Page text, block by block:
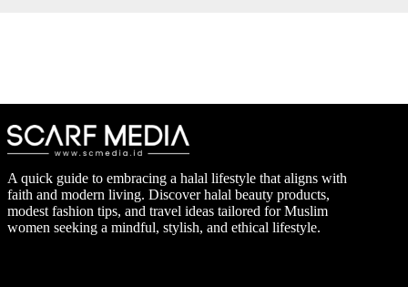
A quick guide to embracing a halal lifestyle that aligns with
faith and modern living. Discover halal beauty products,
modest fashion tips, and travel ideas tailored for Muslim
women seeking a mindful, stylish, and ethical lifestyle.